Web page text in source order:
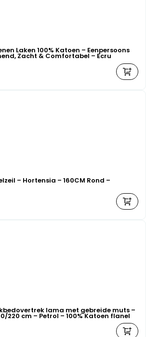
Laken 100% Katoen – Eenpersoons
Zacht & Comfortabel – Ecru
– Hortensia – 160CM Rond –
lama met gebreide muts –
220 cm – Petrol – 100% Katoen flanel